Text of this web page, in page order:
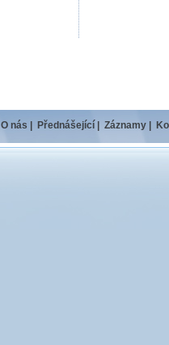
O nás Přednášející Záznamy